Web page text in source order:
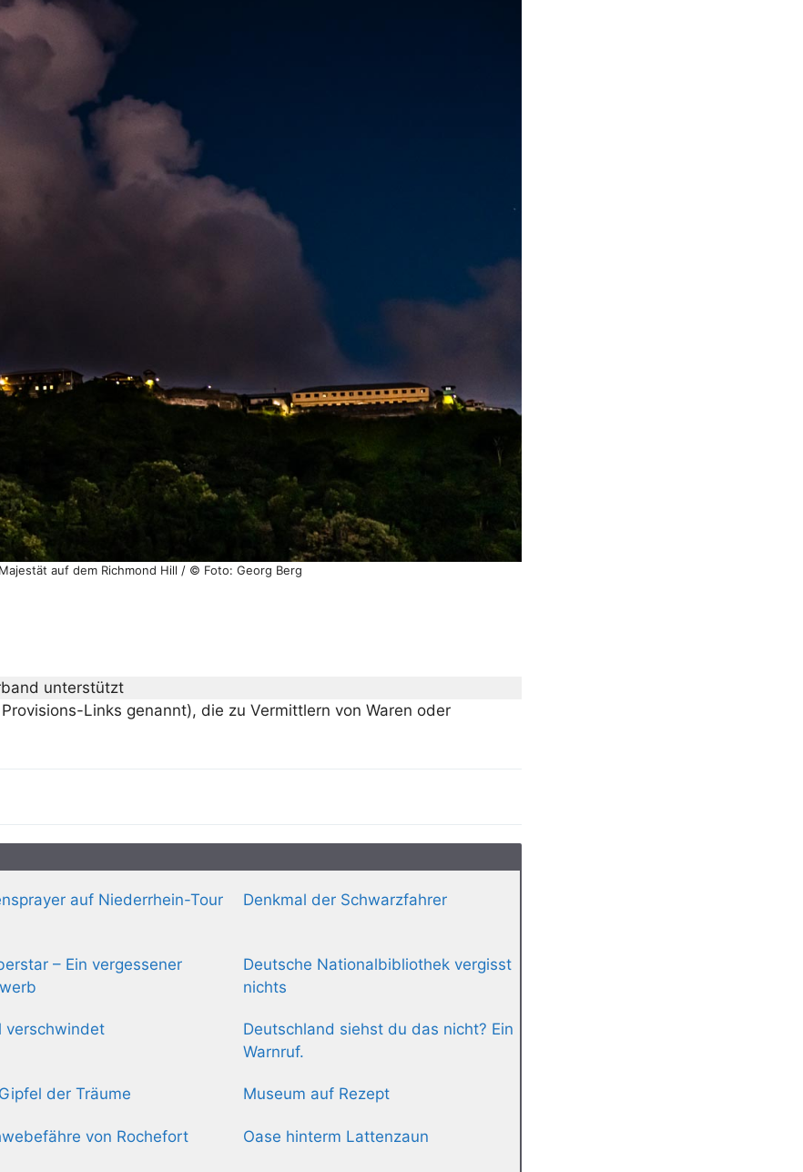
auf dem Richmond Hill / © Foto: Georg Berg
unterstützt
Links genannt), die zu Vermittlern von Waren oder
auf Niederrhein-Tour Denkmal der Schwarzfahrer
– Ein vergessener
Deutsche Nationalbibliothek vergisst
nichts
verschwindet
Deutschland siehst du das nicht? Ein
Warnruf.
der Träume Museum auf Rezept
von Rochefort Oase hinterm Lattenzaun